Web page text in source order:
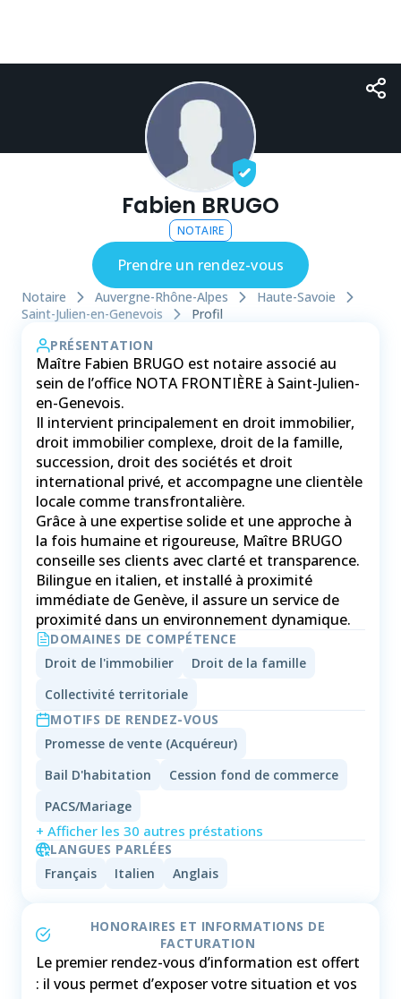
Fabien BRUGO
NOTAIRE
Prendre un rendez-vous
Notaire Auvergne-Rhône-Alpes
Haute-Savoie
Saint-Julien-en-Genevois
Profil
PRÉSENTATION
Maître Fabien BRUGO est notaire associé au
sein de l’office NOTA FRONTIÈRE à Saint-Julien-
en-Genevois.
Il intervient principalement en droit immobilier,
droit immobilier complexe, droit de la famille,
succession, droit des sociétés et droit
international privé, et accompagne une clientèle
locale comme transfrontalière.
Grâce à une expertise solide et une approche à
la fois humaine et rigoureuse, Maître BRUGO
conseille ses clients avec clarté et transparence.
Bilingue en italien, et installé à proximité
immédiate de Genève, il assure un service de
proximité dans un environnement dynamique.
DOMAINES DE COMPÉTENCE
Droit de l'immobilier
Droit de la famille
Collectivité territoriale
MOTIFS DE RENDEZ-VOUS
Promesse de vente (Acquéreur)
Bail D'habitation
Cession fond de commerce
PACS/Mariage
+ Afficher les 30 autres préstations
LANGUES PARLÉES
Français
Italien Anglais
HONORAIRES ET INFORMATIONS DE
FACTURATION
Le premier rendez-vous d’information est offert
: il vous permet d’exposer votre situation et vos